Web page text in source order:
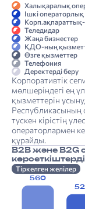
Халықаралық
Ішкі
Теледидар
Жаңа бизнестер
ҚДО-ның
Өзге қызметтер
Телефония
Деректерді беру
Корпоративтік
мөлшеріндегі ең
қызметтерін
Республикасының
түскен кірістің
операторлармен
құрайды.
B2B және B2G
Тіркелген желілер
560